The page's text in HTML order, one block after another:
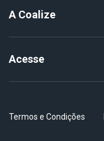
A Coalize
Acesse
Termos e Condições